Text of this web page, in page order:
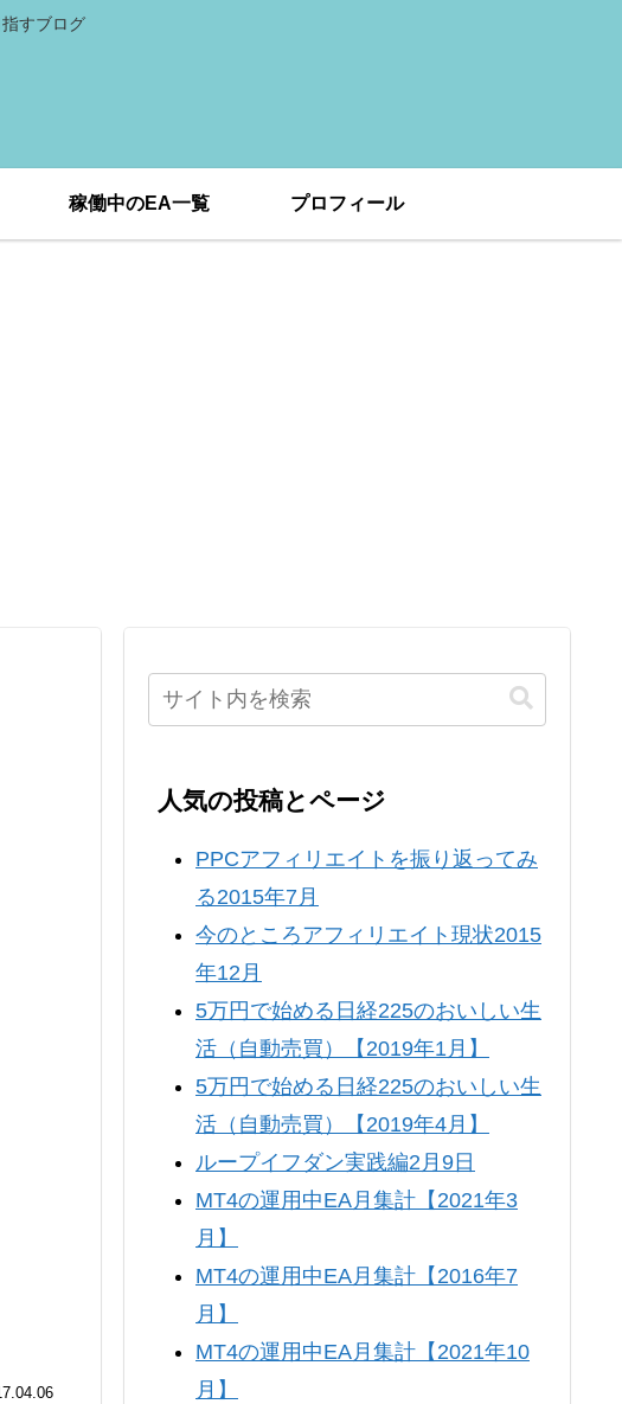
すブログ
稼働中のEA一覧 プロフィール
人気の投稿とページ
PPCアフィリエイトを振り返ってみ
る2015年7月
今のところアフィリエイト現状2015
年12月
5万円で始める日経225のおいしい生
活（自動売買）【2019年1月】
5万円で始める日経225のおいしい生
活（自動売買）【2019年4月】
ループイフダン実践編2月9日
MT4の運用中EA月集計【2021年3
月】
MT4の運用中EA月集計【2016年7
月】
MT4の運用中EA月集計【2021年10
月】